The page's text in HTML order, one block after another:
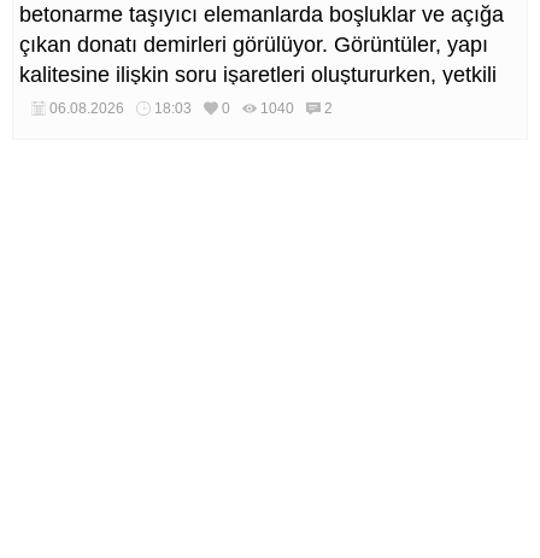
betonarme taşıyıcı elemanlarda boşluklar ve açığa
çıkan donatı demirleri görülüyor. Görüntüler, yapı
kalitesine ilişkin soru işaretleri oluştururken, yetkili
kurumların teknik inceleme yapması çağrısı yapıldı.
06.08.2026 18:03 0 1040 2